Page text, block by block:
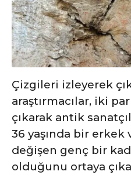
Çizgileri izleyerek
araştırmacılar, iki
çıkarak antik
36 yaşında bir erkek
değişen genç bir
olduğunu ortaya